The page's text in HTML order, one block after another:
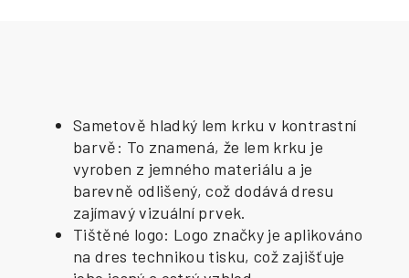
Sametově hladký lem krku v kontrastní
barvě: To znamená, že lem krku je
vyroben z jemného materiálu a je
barevně odlišený, což dodává dresu
zajímavý vizuální prvek.
Tištěné logo: Logo značky je aplikováno
na dres technikou tisku, což zajišťuje